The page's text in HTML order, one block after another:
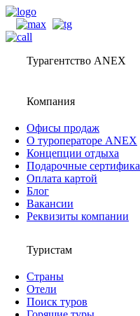
Турагентство ANEX
Компания
Офисы продаж
О туроператоре ANEX
Концепции отдыха
Подарочные
Оплата картой
Блог
Вакансии
Реквизиты компании
Туристам
Страны
Отели
Поиск туров